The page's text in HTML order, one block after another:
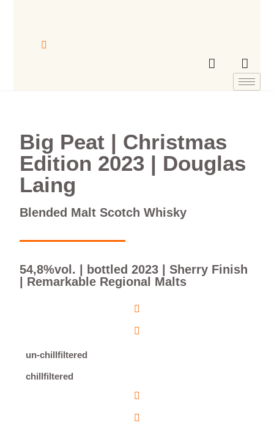
Big Peat | Christmas
Edition 2023 | Douglas
Laing
Blended Malt Scotch Whisky
54,8%vol. | bottled 2023 | Sherry Finish
| Remarkable Regional Malts
un-chillfiltered
chillfiltered